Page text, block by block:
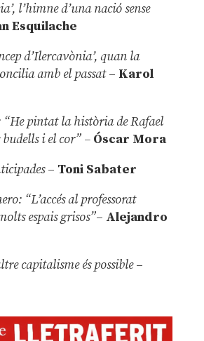
l’himne d’una nació sense
Esquilache
d’Ilercavònia’, quan la
amb el passat– Karol
pintat la història de Rafael
budells i el cor” –Óscar Mora
– Toni Sabater
“L’accés al professorat
espais grisos”– Alejandro
capitalisme és possible –